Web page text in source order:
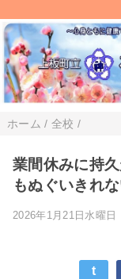
ホーム / 全校 /
業間休みに持
もぬぐいきれ
2026年1月21日水曜日
t